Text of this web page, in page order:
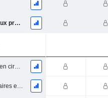
Total du passif et des capitaux propres
ECS Nombre total d'actions en circulation à la date de dépôt
ECS Total des actions ordinaires en circulation